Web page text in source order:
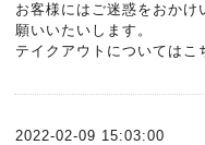
お客様にはご迷惑をおかけ
願いいたいします。
テイクアウトについては
2022-02-09 15:03:00